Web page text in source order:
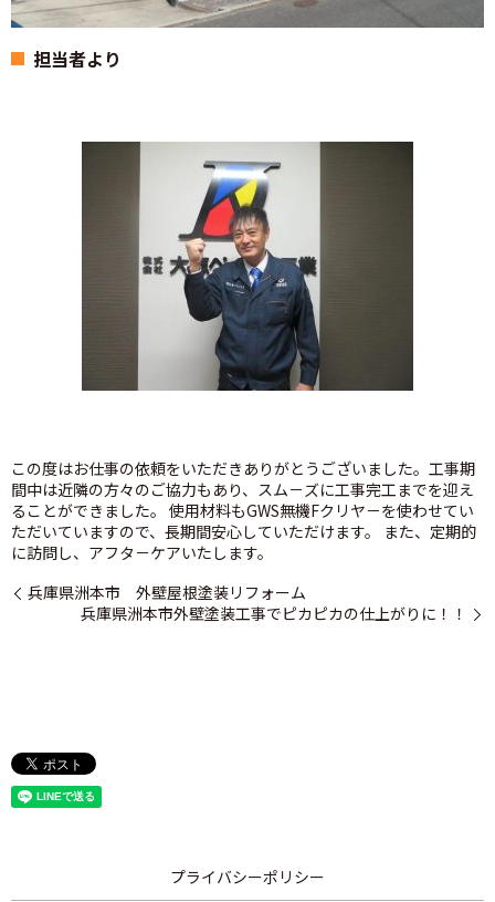
担当者より
この度はお仕事の依頼をいただきありがとうございました。工事期
間中は近隣の方々のご協力もあり、スム－ズに工事完工までを迎え
ることができました。 使用材料もGWS無機Fクリヤ－を使わせてい
ただいていますので、長期間安心していただけます。 また、定期的
に訪問し、アフタ－ケアいたします。
兵庫県洲本市 外壁屋根塗装リフォーム
兵庫県洲本市外壁塗装工事でピカピカの仕上がりに！！
プライバシーポリシー